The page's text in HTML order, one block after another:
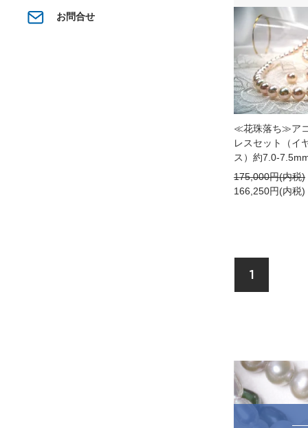
お問合せ
≪花珠落ち≫ア
レスセット（イ
ス）約7.0-
175,000円(内税)
166,250円(内税)
1